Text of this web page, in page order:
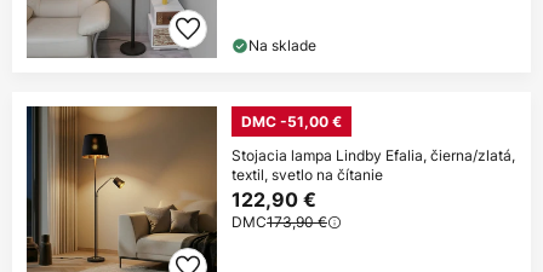
Na sklade
DMC -51,00 €
Stojacia lampa Lindby Efalia, čierna/zlatá,
textil, svetlo na čítanie
122,90 €
DMC173,90 €